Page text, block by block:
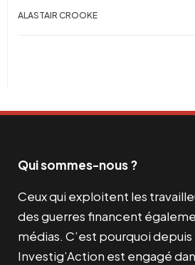
ALASTAIR CROOKE
Qui sommes-nous ?
Ceux qui exploitent les
des guerres financent
médias. C’est pourquoi
Investig’Action est engagé